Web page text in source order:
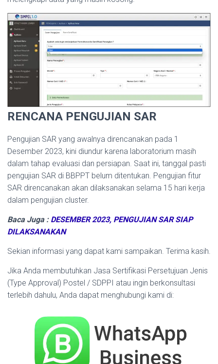
RENCANA PENGUJIAN SAR
Pengujian SAR yang awalnya direncanakan pada 1
Desember 2023, kini diundur karena laboratorium masih
dalam tahap evaluasi dan persiapan. Saat ini, tanggal pasti
pengujian SAR di BBPPT belum ditentukan. Pengujian fitur
SAR direncanakan akan dilaksanakan selama 15 hari kerja
dalam pengujian cluster.
Baca Juga : DESEMBER 2023, PENGUJIAN SAR SIAP
DILAKSANAKAN
Sekian informasi yang dapat kami sampaikan. Terima kasih.
Jika Anda membutuhkan Jasa Sertifikasi Persetujuan Jenis
(Type Approval) Postel / SDPPI atau ingin berkonsultasi
terlebih dahulu, Anda dapat menghubungi kami di: